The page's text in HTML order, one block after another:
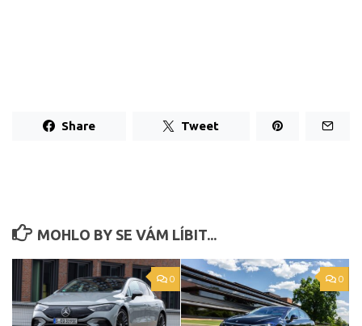
Share Tweet
MOHLO BY SE VÁM LÍBIT...
0 0